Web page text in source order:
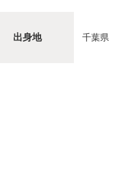
出身地 千葉県